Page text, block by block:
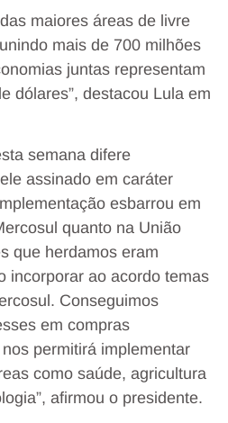
maiores áreas de livre
mais de 700 milhões
juntas representam
dólares”, destacou Lula em
semana difere
assinado em caráter
esbarrou em
quanto na União
que herdamos eram
incorporar ao acordo temas
Conseguimos
em compras
permitirá implementar
como saúde, agricultura
afirmou o presidente.